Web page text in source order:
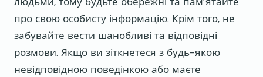
про свою особисту інформацію. Крім того, не
забувайте вести шанобливі та відповідні
розмови. Якщо ви зіткнетеся з будь-якою
невідповідною поведінкою або маєте